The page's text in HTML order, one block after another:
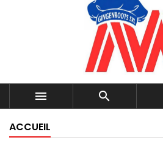
 
ACCUEIL